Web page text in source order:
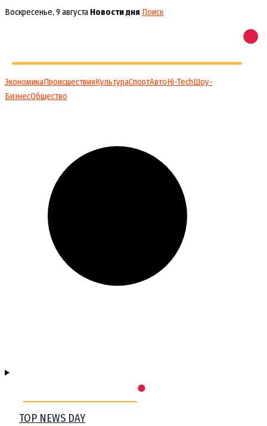
Перейти
Воскресенье, 9 августа Новости дня Поиск
ЭкономикаПроисшествияКультураСпортАвтоHi-TechШоу-
БизнесОбщество
TOP NEWS DAY